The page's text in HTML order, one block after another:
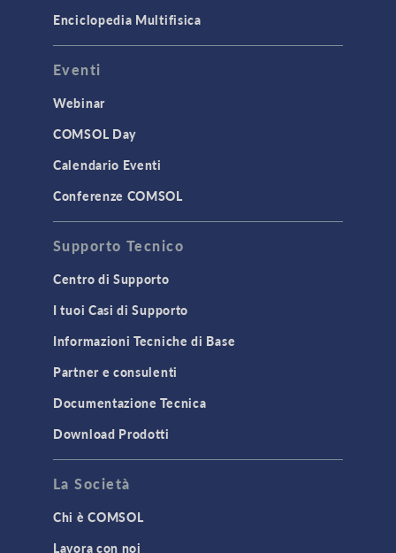
Enciclopedia Multifisica
Eventi
Webinar
COMSOL Day
Calendario Eventi
Conferenze COMSOL
Supporto Tecnico
Centro di Supporto
I tuoi Casi di Supporto
Informazioni Tecniche di Base
Partner e consulenti
Documentazione Tecnica
Download Prodotti
La Società
Chi è COMSOL
Lavora con noi